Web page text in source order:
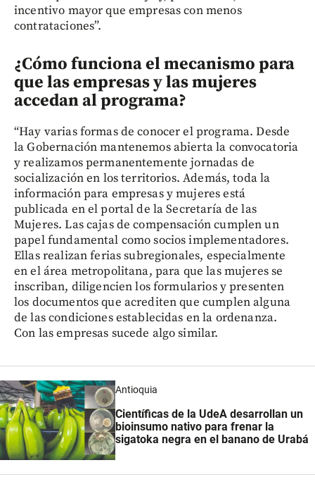
incentivo mayor que empresas con menos
contrataciones”.
¿Cómo funciona el mecanismo para
que las empresas y las mujeres
accedan al programa?
“Hay varias formas de conocer el programa. Desde
la Gobernación mantenemos abierta la convocatoria
y realizamos permanentemente jornadas de
socialización en los territorios. Además, toda la
información para empresas y mujeres está
publicada en el portal de la Secretaría de las
Mujeres. Las cajas de compensación cumplen un
papel fundamental como socios implementadores.
Ellas realizan ferias subregionales, especialmente
en el área metropolitana, para que las mujeres se
inscriban, diligencien los formularios y presenten
los documentos que acrediten que cumplen alguna
de las condiciones establecidas en la ordenanza.
Con las empresas sucede algo similar.
Antioquia
Científicas de la UdeA desarrollan un
bioinsumo nativo para frenar la
sigatoka negra en el banano de Urabá